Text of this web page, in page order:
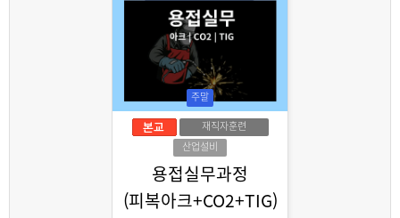
주말
재직자훈련
산업설비
용접실무과정
(피복아크+CO2+TIG)